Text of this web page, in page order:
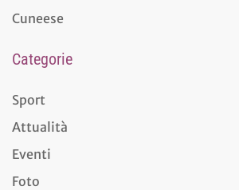
Cuneese
Categorie
Sport
Attualità
Eventi
Foto